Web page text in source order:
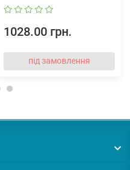
1028.00 грн.
під замовлення